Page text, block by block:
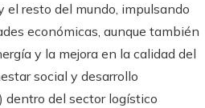
el resto del mundo, impulsando
económicas, aunque también
y la mejora en la calidad del
social y desarrollo
dentro del sector logístico